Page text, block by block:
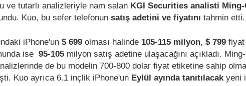
ve tutarlı analizleriyle nam salan KGI Securities analisti
Kuo, bu sefer telefonun satış adetini ve fiyatını tahmin
iPhone'un $ 699 olması halinde 105-115 milyon, $ 799
ise 95-105 milyon satış adetine ulaşacağını açıkladı.
de bu modelin 700-800 dolar fiyat etiketine sahip
Kuo ayrıca 6.1 inçlik iPhone'un Eylül ayında tanıtılacak yeni